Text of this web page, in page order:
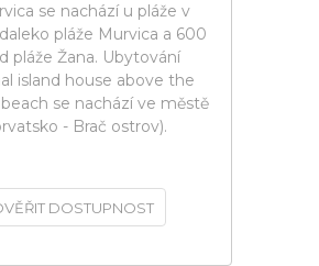
se nachází u pláže v
pláže Murvica a 600
pláže Žana. Ubytování
island house above the
se nachází ve městě
- Brač ostrov).
DOSTUPNOST